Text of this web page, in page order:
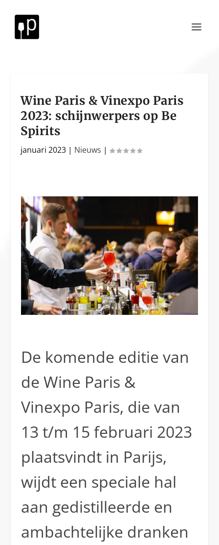
Wine Paris & Vinexpo Paris
2023: schijnwerpers op Be
Spirits
januari 2023 | Nieuws |
De komende editie van
de Wine Paris &
Vinexpo Paris, die van
13 t/m 15 februari 2023
plaatsvindt in Parijs,
wijdt een speciale hal
aan gedistilleerde en
ambachtelijke dranken